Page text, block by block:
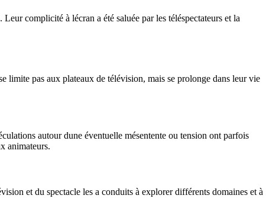
complicité à lécran a été saluée par les téléspectateurs et la
pas aux plateaux de télévision, mais se prolonge dans leur vie
autour dune éventuelle mésentente ou tension ont parfois
animateurs.
et du spectacle les a conduits à explorer différents domaines et à